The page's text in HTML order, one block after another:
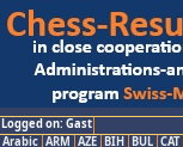
Logged on: Gast
Arabic ARM AZE BIH BUL CAT